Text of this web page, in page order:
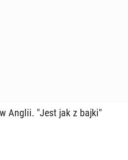
Anglii. "Jest jak z bajki"